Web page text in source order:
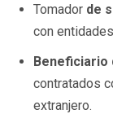
Tomador de
con
Beneficiario
contratados
extranjero.